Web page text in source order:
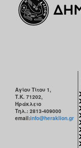
Αγίου Τίτου 1,
Τ.Κ. 71202,
Ηράκλειο
Τηλ.: 2813-409000
email:info@heraklion.gr